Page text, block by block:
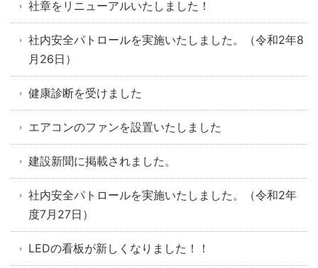
社章をリニューアルいたしました！
社内安全パトロールを実施いたしました。（令和2年8
月26日）
健康診断を受けました
エアコンのファンを設置いたしました
建設新聞に掲載されました。
社内安全パトロールを実施いたしました。（令和2年
度7月27日）
LEDの看板が新しくなりました！！